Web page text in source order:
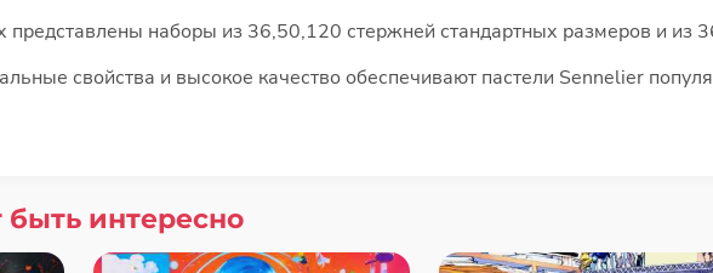
представлены наборы из 36,50,120 стержней стандартных размеров и из
свойства и высокое качество обеспечивают пастели Sennelier
интересно